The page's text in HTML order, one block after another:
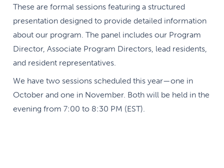
These are formal sessions featuring a structured
presentation designed to provide detailed information
about our program. The panel includes our Program
Director, Associate Program Directors, lead residents,
and resident representatives.
We have two sessions scheduled this year—one in
October and one in November. Both will be held in the
evening from 7:00 to 8:30 PM (EST).